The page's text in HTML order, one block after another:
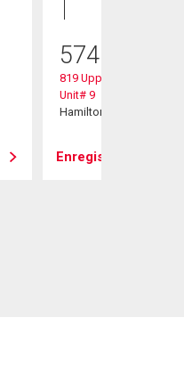
574 900
819 Upper Paradise Road
Unit# 9
Hamilton, ON
Enregistrer